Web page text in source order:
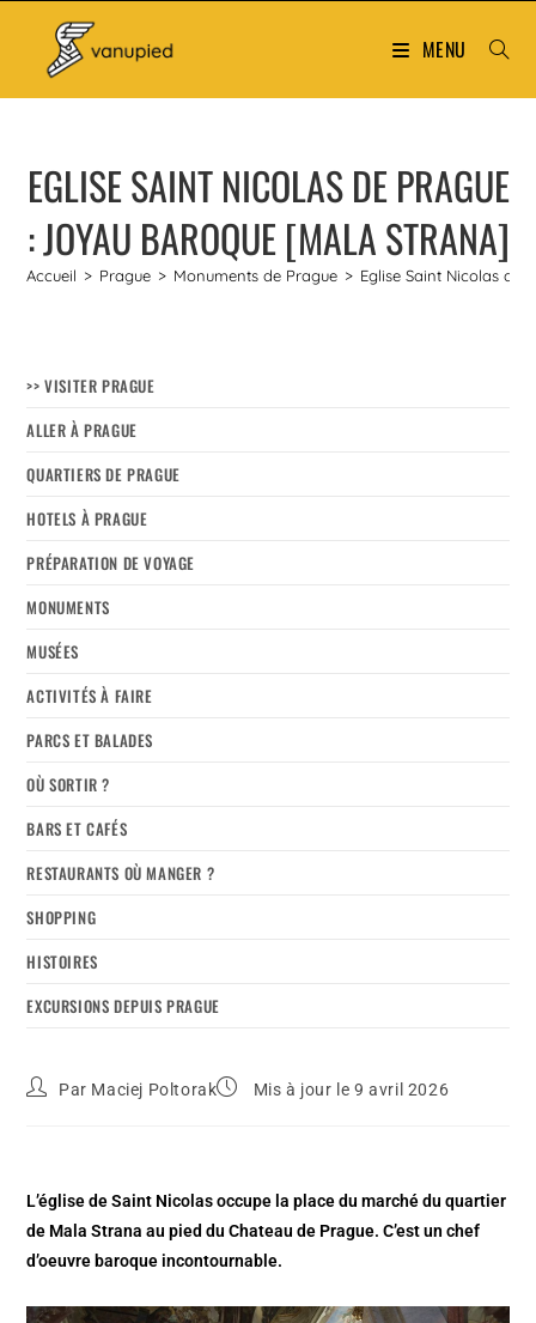
MENU
EGLISE SAINT NICOLAS DE PRAGUE
: JOYAU BAROQUE [MALA STRANA]
Accueil > Prague > Monuments de Prague > Eglise Saint Nicolas de
>> VISITER PRAGUE
ALLER À PRAGUE
QUARTIERS DE PRAGUE
HOTELS À PRAGUE
PRÉPARATION DE VOYAGE
MONUMENTS
MUSÉES
ACTIVITÉS À FAIRE
PARCS ET BALADES
OÙ SORTIR ?
BARS ET CAFÉS
RESTAURANTS OÙ MANGER ?
SHOPPING
HISTOIRES
EXCURSIONS DEPUIS PRAGUE
Par Maciej Poltorak Mis à jour le 9 avril 2026
L’église de Saint Nicolas occupe la place du marché du quartier
de Mala Strana au pied du Chateau de Prague. C’est un chef
d’oeuvre baroque incontournable.